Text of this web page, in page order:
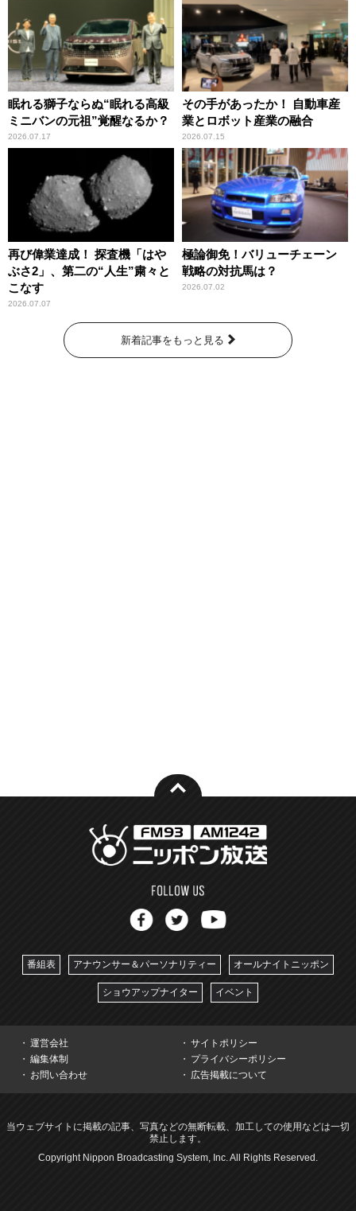
眠れる獅子ならぬ“眠れる高級
ミニバンの元祖”覚醒なるか？
2026.07.17
その手があったか！ 自動車産
業とロボット産業の融合
2026.07.15
再び偉業達成！ 探査機「はや
ぶさ2」、第二の“人生”粛々と
こなす
2026.07.07
極論御免！バリューチェーン
戦略の対抗馬は？
2026.07.02
新着記事をもっと見る
番組表 アナウンサー＆パーソナリティー オールナイトニッポン
ショウアップナイター イベント
運営会社
サイトポリシー
編集体制
プライバシーポリシー
お問い合わせ
広告掲載について
当ウェブサイトに掲載の記事、写真などの無断転載、加工しての使用などは一切
禁止します。
Copyright Nippon Broadcasting System, Inc. All Rights Reserved.